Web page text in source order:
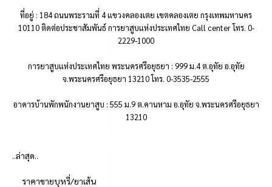
ที่อยู่ : 184 ถนนพระรามที่ 4 แขวงคลองเตย เขตคลองเตย กรุงเทพมหานคร
10110 ติดต่อประชาสัมพันธ์ การยาสูบแห่งประเทศไทย Call center โทร. 0-
2229-1000
การยาสูบแห่งประเทศไทย พระนครศรีอยุธยา : 999 ม.4 ต.อุทัย อ.อุทัย
จ.พระนครศรีอยุธยา 13210 โทร. 0-3535-2555
อาคารบ้านพักพนักงานยาสูบ : 555 ม.9 ต.คานหาม อ.อุทัย จ.พระนครศรีอยุธยา
13210
..ล่าสุด..
ราคาขายบุหรี่/ยาเส้น